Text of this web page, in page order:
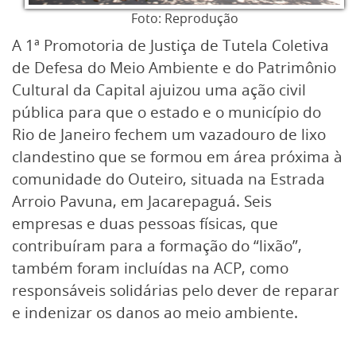
Foto: Reprodução
A 1ª Promotoria de Justiça de Tutela Coletiva
de Defesa do Meio Ambiente e do Patrimônio
Cultural da Capital ajuizou uma ação civil
pública para que o estado e o município do
Rio de Janeiro fechem um vazadouro de lixo
clandestino que se formou em área próxima à
comunidade do Outeiro, situada na Estrada
Arroio Pavuna, em Jacarepaguá. Seis
empresas e duas pessoas físicas, que
contribuíram para a formação do “lixão”,
também foram incluídas na ACP, como
responsáveis solidárias pelo dever de reparar
e indenizar os danos ao meio ambiente.